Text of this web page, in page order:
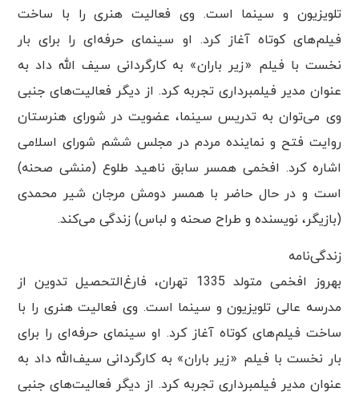
تلویزیون و سینما است. وی فعالیت هنری را با ساخت
فیلم‌های کوتاه آغاز کرد. او سینمای حرفه‌ای را برای بار
نخست با فیلم «زیر باران» به کارگردانی سیف الله داد به
عنوان مدیر فیلمبرداری تجربه کرد. از دیگر فعالیت‌های جنبی
وی می‌توان به تدریس سینما، عضویت در شورای هنرستان
روایت فتح و نماینده مردم در مجلس ششم شورای اسلامی
اشاره کرد. افخمی همسر سابق ناهید طلوع (منشی صحنه)
است و در حال حاضر با همسر دومش مرجان شیر محمدی
(بازیگر، نویسنده و طراح صحنه و لباس) زندگی می‌کند.
زندگی‌نامه
بهروز افخمی متولد 1335 تهران، فارغ‌التحصیل تدوین از
مدرسه عالی تلویزیون و سینما است. وی فعالیت هنری را با
ساخت فیلم‌های کوتاه آغاز کرد. او سینمای حرفه‌ای را برای
بار نخست با فیلم «زیر باران» به کارگردانی سیف‌الله داد به
عنوان مدیر فیلمبرداری تجربه کرد. از دیگر فعالیت‌های جنبی